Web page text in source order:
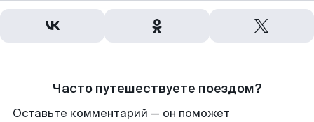
Часто путешествуете поездом?
Оставьте комментарий — он поможет